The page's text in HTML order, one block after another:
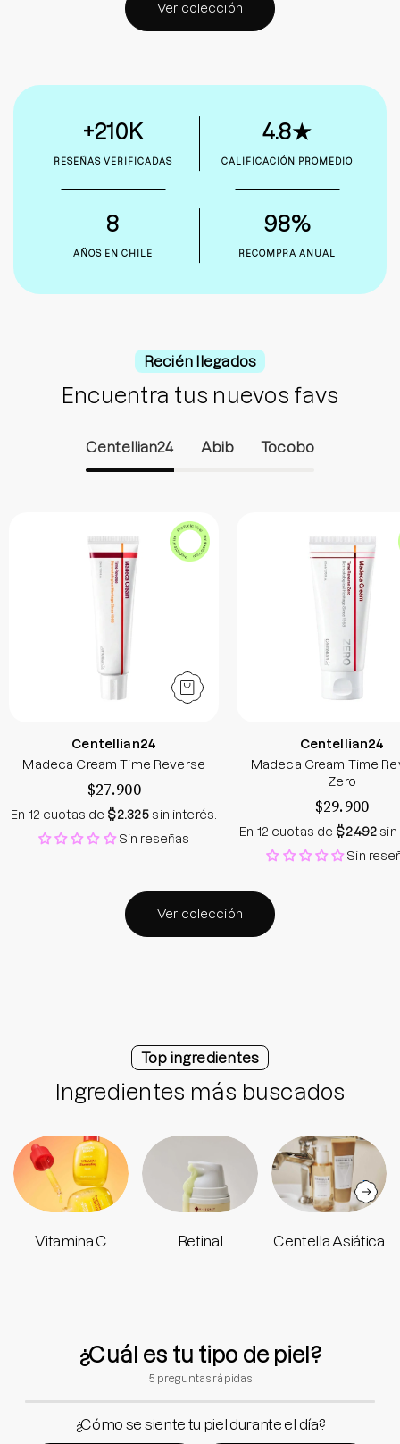
Ver colección
+210K
RESEÑAS VERIFICADAS
4.8★
CALIFICACIÓN PROMEDIO
8
AÑOS EN CHILE
98%
RECOMPRA ANUAL
Recién llegados
Encuentra tus nuevos favs
Centellian24 Abib Tocobo
Madeca Cream Time Reverse - Sokobox
Centellian24
Madeca Cream Time Reverse
$27.900
En 12 cuotas de $2.325sin interés.
Sin reseñas
Centellian24
Madeca Cream Time
Zero
$29.900
En 12 cuotas de $2.492sin
Sin
Ver colección
Top ingredientes
Ingredientes más buscados
Vitamina C Retinal Centella Asiática
¿Cuál es tu tipo de piel?
5 preguntas rápidas
¿Cómo se siente tu piel durante el día?